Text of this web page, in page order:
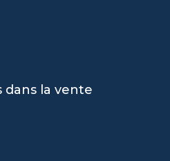
dans la vente